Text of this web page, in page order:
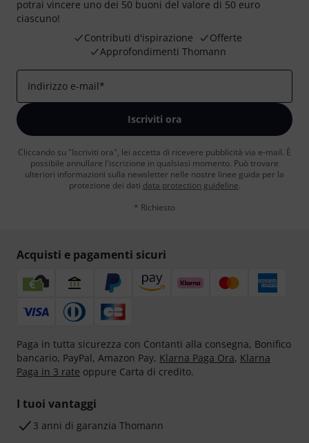
potrai vincere uno dei 50 buoni del valore di 50 euro
ciascuno!
Contributi d'ispirazione
Offerte
Approfondimenti Thomann
Indirizzo e-mail*
Iscriviti ora
Cliccando su "Iscriviti ora", lei accetta di ricevere pubblicità via e-mail. È
possibile annullare l'iscrizione in qualsiasi momento. Può trovare
ulteriori informazioni sulla newsletter nelle nostre linee guida per la
protezione dei dati data protection guideline.
* Richiesto
Acquisti e pagamenti sicuri
Paga in tutta sicurezza con Contanti alla consegna, Bonifico
bancario, PayPal, Amazon Pay, Klarna Paga Ora, Klarna
Paga in 3 rate oppure Carta di credito.
I tuoi vantaggi
3 anni di garanzia Thomann